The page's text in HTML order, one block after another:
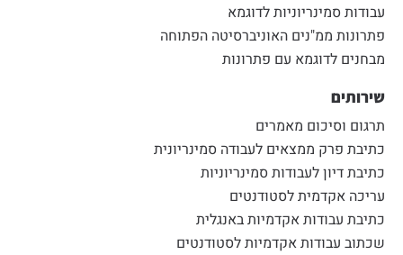
עבודות סמינריוניות לדוגמא
פתרונות ממ"נים האוניברסיטה הפתוחה
מבחנים לדוגמא עם פתרונות
שירותים
תרגום וסיכום מאמרים
כתיבת פרק ממצאים לעבודה סמינריונית
כתיבת דיון לעבודות סמינריוניות
עריכה אקדמית לסטודנטים
כתיבת עבודות אקדמיות באנגלית
שכתוב עבודות אקדמיות לסטודנטים